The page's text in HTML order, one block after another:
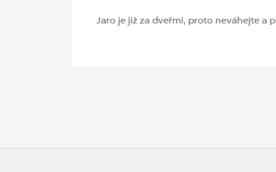
Jaro je již za dveřmi, proto neváhejte a